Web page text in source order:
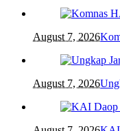
August 7, 2026
August 7, 2026